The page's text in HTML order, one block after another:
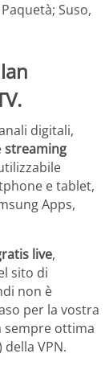
Suso,
digitali,
streaming
e tablet,
Apps,
live,
sito di
non è
per la vostra
sempre ottima
VPN.